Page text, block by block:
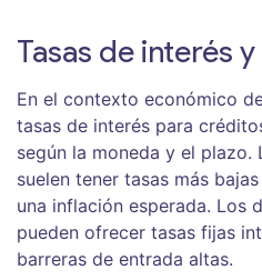
Tasas de interés
En el contexto económico
tasas de interés para
según la moneda y el plazo.
suelen tener tasas más
una inflación esperada. Los
pueden ofrecer tasas fijas
barreras de entrada altas.